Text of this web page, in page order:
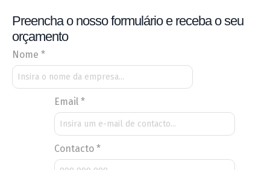
Preencha o nosso formulário e receba o seu
orçamento
Nome *
Email *
Contacto *